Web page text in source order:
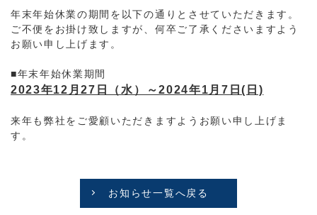
年末年始休業の期間を以下の通りとさせていただきます。
ご不便をお掛け致しますが、何卒ご了承くださいますよう
お願い申し上げます。
■年末年始休業期間
2023年12月27日（水）～2024年1月7日(日)
来年も弊社をご愛顧いただきますようお願い申し上げま
す。
お知らせ一覧へ戻る